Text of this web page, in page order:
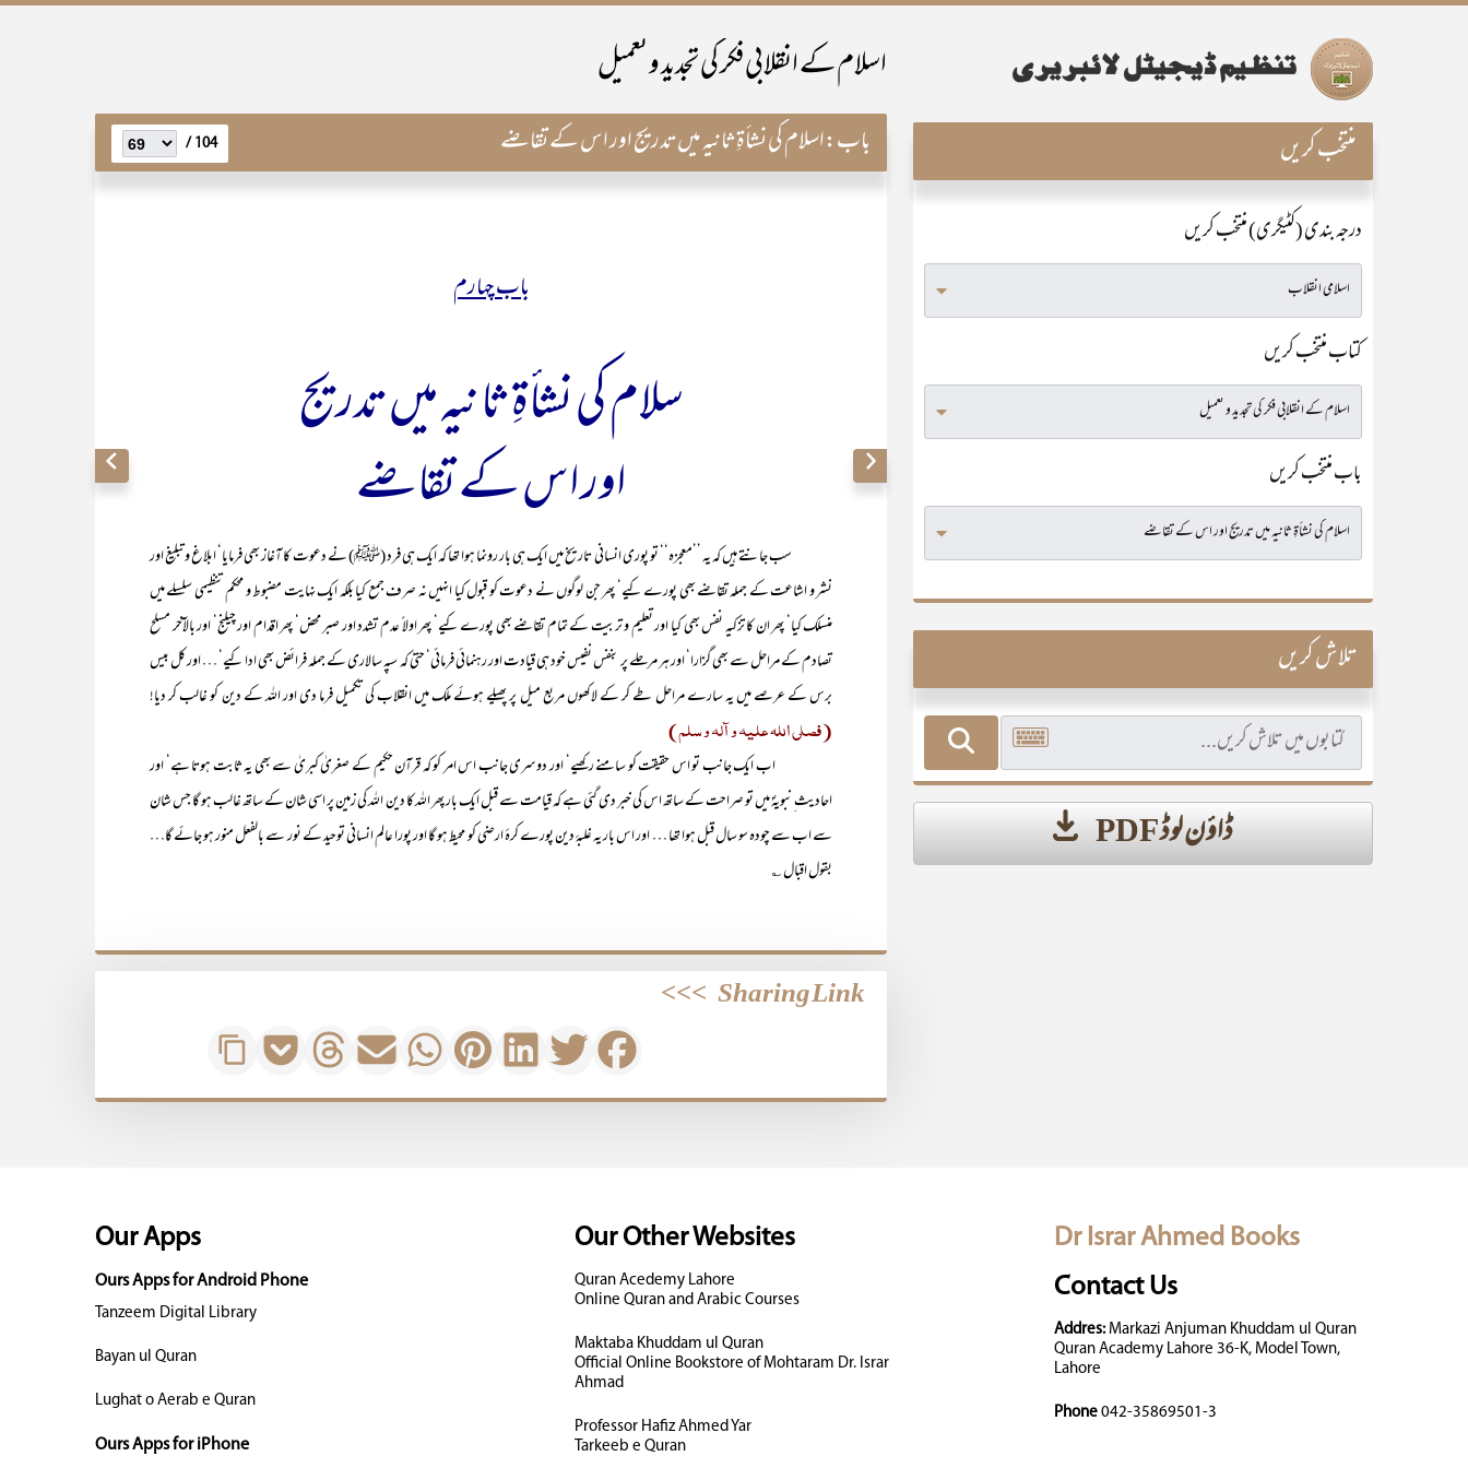
اسلام کے انقلابی فکر کی تجدید و تعمیل
باب:اسلام کی نشأۃِ ثانیہ میں تدریج اور اس کے تقاضے 104 /
باب چہارم
سلام کی نشأۃِ ثانیہ میں تدریج
اور اس کے تقاضے
سب جانتے ہیں کہ یہ ’’معجزہ‘‘ تو پوری انسانی تاریخ میں ایک ہی بار رونما ہوا تھا کہ ایک ہی فرد (ﷺ) نے دعوت کا آغاز بھی فرمایا‘ ابلاغ و تبلیغ اور
نشر و اشاعت کے جملہ تقاضے بھی پورے کیے‘ پھر جن لوگوں نے دعوت کو قبول کیا انہیں نہ صرف جمع کیا بلکہ ایک نہایت مضبوط و محکم تنظیمی سلسلے میں
منسلک کیا‘ پھر ان کا تزکیہ نفس بھی کیا اور تعلیم و تربیت کے تمام تقاضے بھی پورے کیے‘ پھر اولاً عدم تشدد اور صبر محض‘ پھر اقدام اور چیلنج‘ اور بالآخر مسلح
تصادم کے مراحل سے بھی گزارا‘ اور ہر مرحلے پر بنفس نفیس خود ہی قیادت اور رہنمائی فرمائی‘ حتیٰ کہ سپہ سالاری کے جملہ فرائض بھی ادا کیے‘ … اور کل بیس
برس کے عرصے میں یہ سارے مراحل طے کر کے لاکھوں مربع میل پر پھیلے ہوئے ملک میں انقلاب کی تکمیل فرما دی اور اللہ کے دین کو غالب کر دیا!
(فصلی اللہ علیہ و آلہ و سلم)
اب ایک جانب تو اس حقیقت کو سامنے رکھیے‘ اور دوسری جانب اس امر کو کہ قرآن حکیم کے صغریٰ کبریٰ سے بھی یہ ثابت ہوتا ہے‘ اور
احادیث ِنبویہؐ میں تو صراحت کے ساتھ اس کی خبر دی گئی ہے کہ قیامت سے قبل ایک بار پھر اللہ کا دین اللہ کی زمین پر اسی شان کے ساتھ غالب ہو گا جس شان
سے اب سے چودہ سو سال قبل ہوا تھا … اور اس بار یہ غلبۂ دین پورے کرۂ ارضی کو محیط ہو گا اور پورا عالم انسانی توحید کے نور سے بالفعل منور ہو جائے گا…
بقول اقبال ؎
Sharing Link
>>>
منتخب کریں
درجہ بندی (کٹیگری) منتخب کریں
کتاب منتخب کریں
باب منتخب کریں
تلاش کریں
ڈاؤن لوڈ PDF
Dr Israr Ahmed Books
Contact Us
Addres:Markazi Anjuman Khuddam ul Quran
Quran Academy Lahore 36-K, Model Town,
Lahore
Phone 042-35869501-3
Our Other Websites
Quran Acedemy Lahore
Online Quran and Arabic Courses
Maktaba Khuddam ul Quran
Official Online Bookstore of Mohtaram Dr. Israr
Ahmad
Professor Hafiz Ahmed Yar
Tarkeeb e Quran
Our Apps
Ours Apps for Android Phone
Tanzeem Digital Library
Bayan ul Quran
Lughat o Aerab e Quran
Ours Apps for iPhone